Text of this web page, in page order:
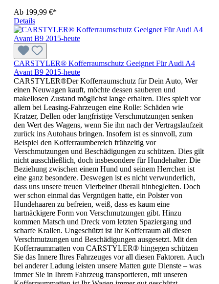
Ab 199,99 €*
Details
CARSTYLER® Kofferraumschutz Geeignet Für Audi A4
Avant B9 2015-heute
CARSTYLER®Der Kofferraumschutz für Dein Auto, Wer
einen Neuwagen kauft, möchte dessen sauberen und
makellosen Zustand möglichst lange erhalten. Dies spielt vor
allem bei Leasing-Fahrzeugen eine Rolle: Schäden wie
Kratzer, Dellen oder langfristige Verschmutzungen senken
den Wert des Wagens, wenn Sie ihn nach der Vertragslaufzeit
zurück ins Autohaus bringen. Insofern ist es sinnvoll, zum
Beispiel den Kofferraumbereich frühzeitig vor
Verschmutzungen und Beschädigungen zu schützen. Dies gilt
nicht ausschließlich, doch insbesondere für Hundehalter. Die
Beziehung zwischen einem Hund und seinem Herrchen ist
eine ganz besondere. Deswegen ist es nicht verwunderlich,
dass uns unsere treuen Vierbeiner überall hinbegleiten. Doch
wer schon einmal das Vergnügen hatte, ein Polster von
Hundehaaren zu befreien, weiß, dass es kaum eine
hartnäckigere Form von Verschmutzungen gibt. Hinzu
kommen Matsch und Dreck vom letzten Spaziergang und
scharfe Krallen. Ungeschützt ist Ihr Kofferraum all diesen
Verschmutzungen und Beschädigungen ausgesetzt. Mit den
Kofferraummatten von CARSTYLER® hingegen schützen
Sie das Innere Ihres Fahrzeuges vor all diesen Faktoren. Auch
bei anderer Ladung leisten unsere Matten gute Dienste – was
immer Sie in Ihrem Fahrzeug transportieren, mit unseren